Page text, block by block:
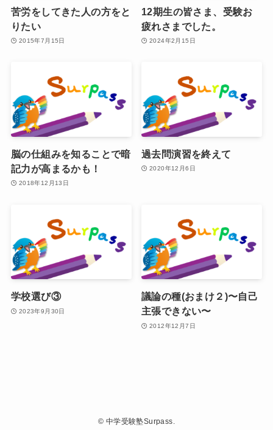
苦労をしてきた人の方をと
りたい
2015年7月15日
12期生の皆さま、受験お
疲れさまでした。
2024年2月15日
脳の仕組みを知ることで暗
記力が高まるかも！
2018年12月13日
過去問演習を終えて
2020年12月6日
学校選び③
2023年9月30日
議論の種(おまけ２)〜自己
主張できない〜
2012年12月7日
© 中学受験塾Surpass.